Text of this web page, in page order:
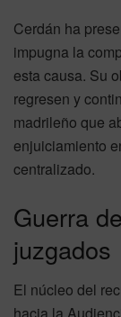
Cerdán ha
impugna la
esta causa. Su
regresen y
madrileño que
enjuiciamiento
centralizado.
Guerra
juzgados
El núcleo del